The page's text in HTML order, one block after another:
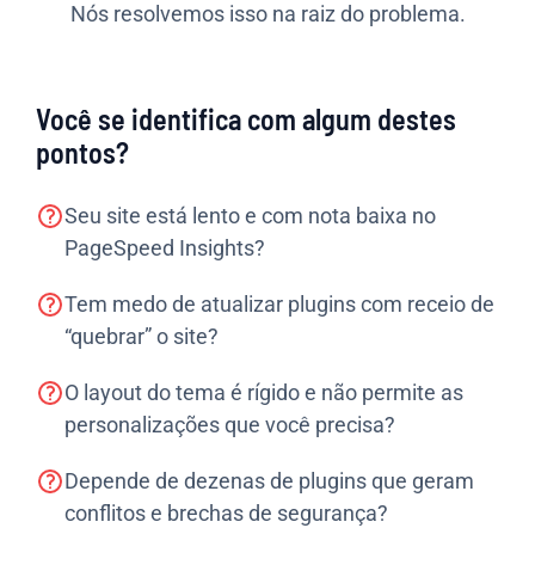
Nós resolvemos isso na raiz do problema.
Você se identifica com algum destes
pontos?
Seu site está lento e com nota baixa no
PageSpeed Insights?
Tem medo de atualizar plugins com receio de
“quebrar” o site?
O layout do tema é rígido e não permite as
personalizações que você precisa?
Depende de dezenas de plugins que geram
conflitos e brechas de segurança?